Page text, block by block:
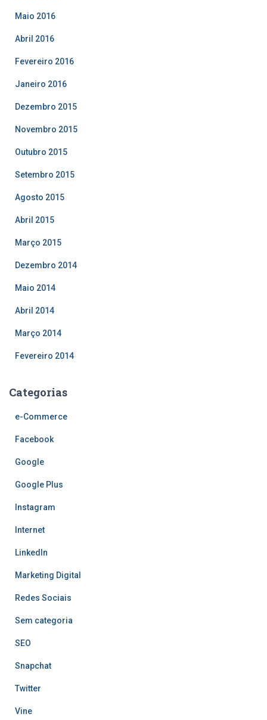
Maio 2016
Abril 2016
Fevereiro 2016
Janeiro 2016
Dezembro 2015
Novembro 2015
Outubro 2015
Setembro 2015
Agosto 2015
Abril 2015
Março 2015
Dezembro 2014
Maio 2014
Abril 2014
Março 2014
Fevereiro 2014
Categorias
e-Commerce
Facebook
Google
Google Plus
Instagram
Internet
LinkedIn
Marketing Digital
Redes Sociais
Sem categoria
SEO
Snapchat
Twitter
Vine